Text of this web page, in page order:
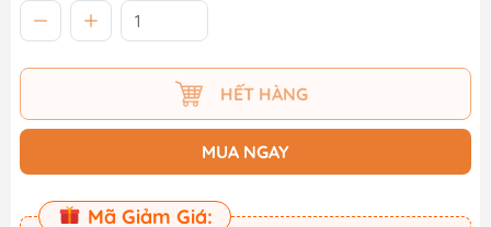
HẾT HÀNG
MUA NGAY
Mã Giảm Giá: